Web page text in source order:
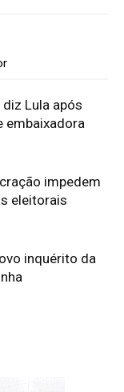
Lula após
embaixadora
impedem
eleitorais
inquérito da